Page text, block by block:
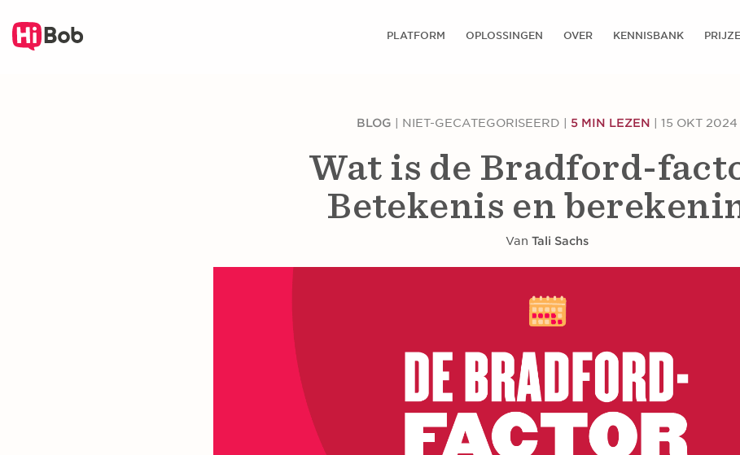
PLATFORM OPLOSSINGEN OVER KENNISBANK
BLOG | NIET-GECATEGORISEERD | 5 MIN LEZEN | 15 OKT 2024
Wat is de Bradford-
Betekenis en
Van Tali Sachs